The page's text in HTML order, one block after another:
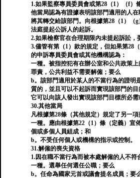
1.如果監察專員委員會或第28（1）（f）
他當局認為有證據表明該部門適用的人
將其轉交給該部門。向根據第28（1）（
法庭提起公訴人的起訴。
2.如果檢察官在合理期限內未提起訴訟，
3.儘管有第（1）款的規定，但如果第28
的申訴專員委員會或其他機構認為：
一種。被指控犯有在辦公室和公共政策
罪責，公共利益不需要解僱；要么
b。該部門適用於某人的不當行為的證明
質的，並且可以不起訴而實現該部門的目
它可以向該人發出實現該部門目標所必需
30.其他當局
凡根據第28條（其他規定）規定了另一
一種。應由根據第22（1）條（定義）宣
個或多個人員組成；和
b。不受任何個人或機構的指示或控制。
31.解僱的喪失資格
1.因在職不當行為而被本處解僱的人不符
一種。選舉任何選任公職；要么
b。任命為國家元首或議會提名成員；要